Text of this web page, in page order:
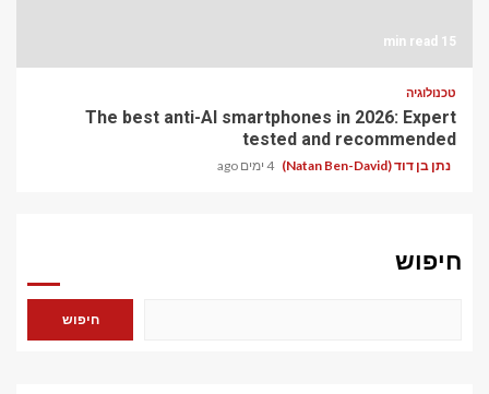
15 min read
טכנולוגיה
The best anti-AI smartphones in 2026: Expert
tested and recommended
נתן בן דוד (Natan Ben-David) 4 ימים ago
חיפוש
חיפוש